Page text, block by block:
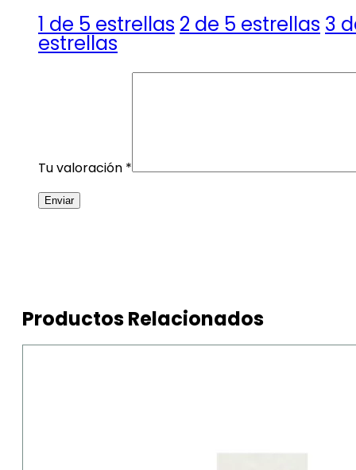
1 de 5 estrellas 2 de 5 estrellas 3
estrellas
Tu valoración *
Productos Relacionados